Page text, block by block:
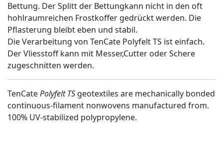
Bettung. Der Splitt der Bettungkann nicht in den oft
hohlraumreichen Frostkoffer gedrückt werden. Die
Pflasterung bleibt eben und stabil.
Die Verarbeitung von TenCate Polyfelt TS ist einfach.
Der Vliesstoff kann mit Messer,Cutter oder Schere
zugeschnitten werden.
TenCatePolyfelt TS geotextiles are mechanically bonded
continuous-filament nonwovens manufactured from.
100% UV-stabilized polypropylene.